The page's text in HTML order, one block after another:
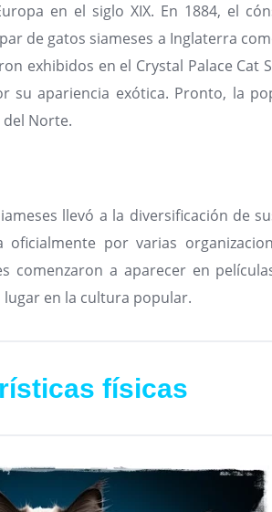
en el siglo XIX. En 1884, el
de gatos siameses a Inglaterra
exhibidos en el Crystal Palace Cat
su apariencia exótica. Pronto, la
Norte.
llevó a la diversificación de
por varias
comenzaron a aparecer en
en la cultura popular.
físicas